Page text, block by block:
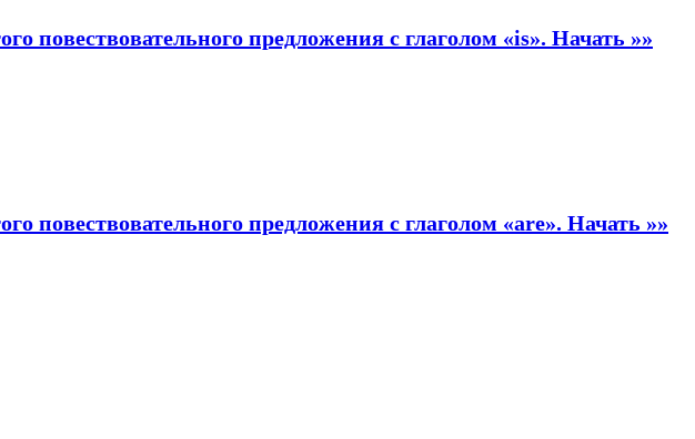
повествовательного предложения с глаголом «is». Начать »»
повествовательного предложения с глаголом «are». Начать »»